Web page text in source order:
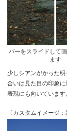
バーをスライドして
ます
少しシアンがかった
合いは見た目の印象
表現にも向いています
〔カスタムイメージ：